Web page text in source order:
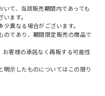
て、当該販売期間内であっても
ます。
異なる場合がございます。
のであり、期間限定販売の商品で
客様の承諾なく再販する可能性
示したものについてはこの限り